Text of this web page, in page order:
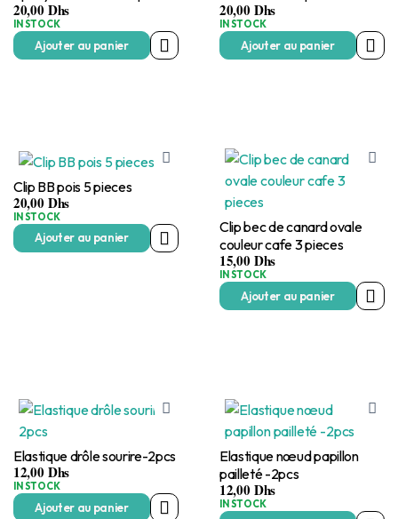
20,00Dhs
IN STOCK
Ajouter au panier
20,00Dhs
IN STOCK
Ajouter au panier
Clip BB pois 5 pieces
20,00Dhs
IN STOCK
Ajouter au panier
Clip bec de canard ovale
couleur cafe 3 pieces
15,00Dhs
IN STOCK
Ajouter au panier
Elastique drôle sourire-2pcs
12,00Dhs
IN STOCK
Ajouter au panier
Elastique nœud papillon
pailleté -2pcs
12,00Dhs
IN STOCK